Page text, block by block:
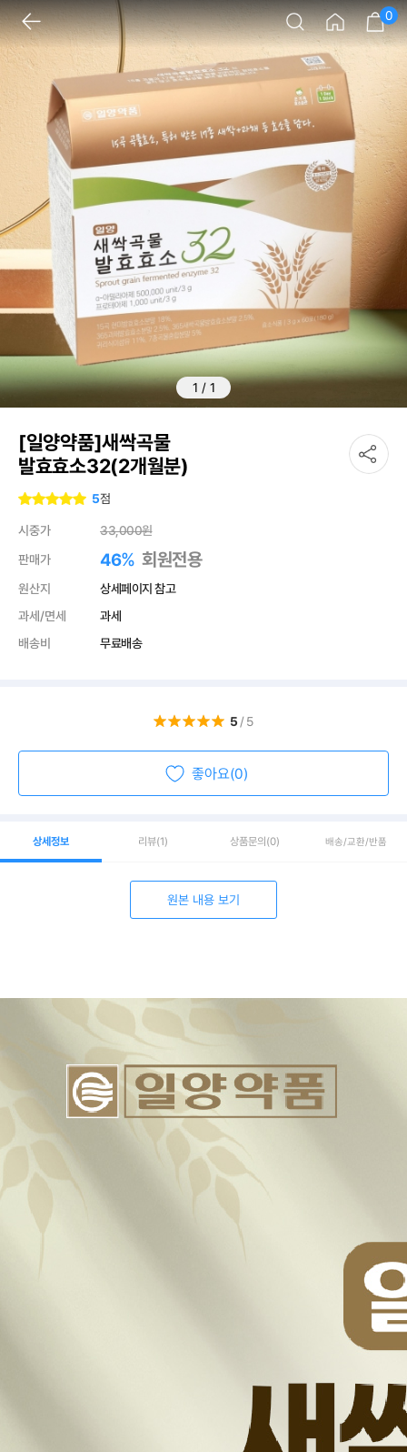
0
1 / 1
[일양약품]새싹곡물
발효효소32(2개월분)
5점
시중가 33,000원
판매가
46% 회원전용
원산지
상세페이지 참고
과세/면세
과세
배송비
무료배송
5 /5
좋아요(0)
상세정보 리뷰(1) 상품문의 (0) 배송/교환/반품
원본 내용 보기